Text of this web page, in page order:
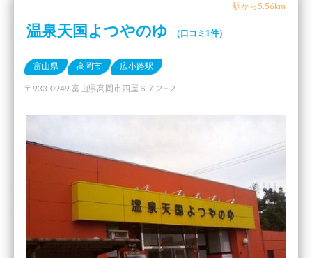
駅から5.56km
温泉天国よつやのゆ （口コミ1件）
富山県 高岡市 広小路駅
〒933-0949 富山県高岡市四屋６７２−２